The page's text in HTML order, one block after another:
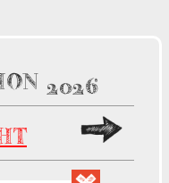
2026